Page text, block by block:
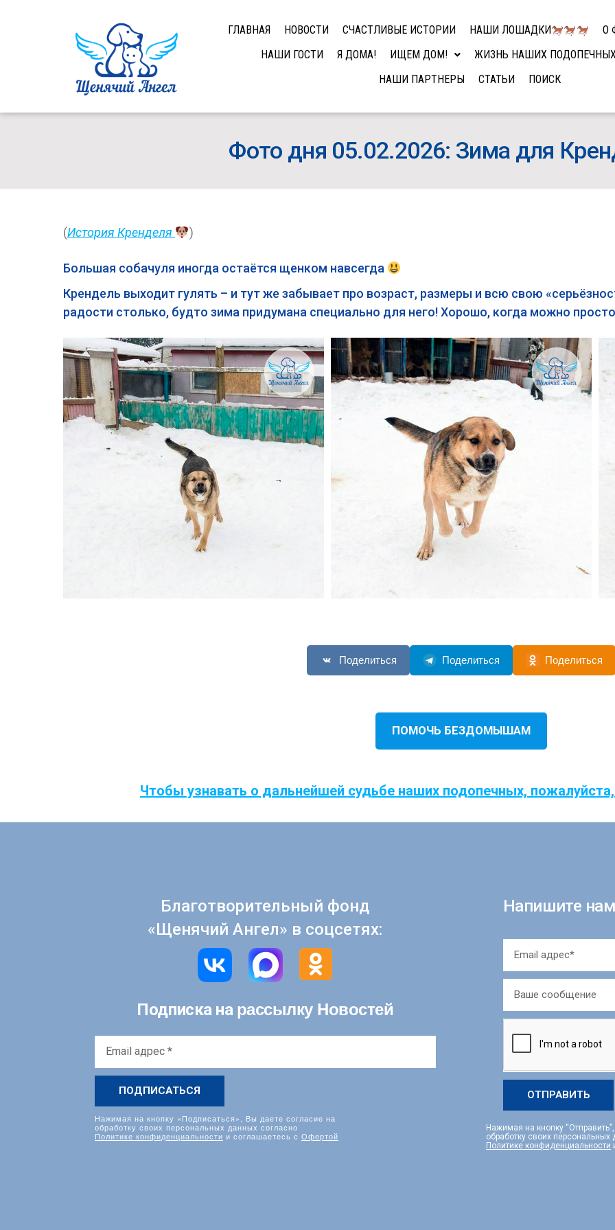
ГЛАВНАЯ НОВОСТИ СЧАСТЛИВЫЕ ИСТОРИИ НАШИ ЛОШАДКИ О
НАШИ ГОСТИ
Я ДОМА! ИЩЕМ ДОМ! ЖИЗНЬ НАШИХ
НАШИ ПАРТНЕРЫ
СТАТЬИ ПОИСК
Фото дня 05.02.2026: Зима для
(История Кренделя )
Большая собачуля иногда остаётся щенком навсегда
Крендель выходит гулять – и тут же забывает про возраст, размеры и всю свою
радости столько, будто зима придумана специально для него! Хорошо, когда можно
Поделиться Поделиться Поделиться
ПОМОЧЬ БЕЗДОМЫШАМ
Чтобы узнавать о дальнейшей судьбе наших подопечных,
Благотворительный фонд
«Щенячий Ангел» в соцсетях:
Подписка на рассылку Новостей
Email
адрес
*
Нажимая на кнопку «Подписаться», Вы даете согласие на
обработку своих персональных данных согласно
Политике конфиденциальности и соглашаетесь с Офертой
Напишите
ОТПРАВИТЬ
Нажимая на кнопку
обработку своих персональных
Политике конфиденциальности